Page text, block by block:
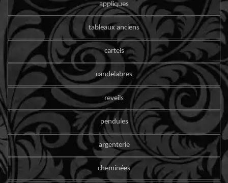
appliques
tableaux anciens
cartels
candelabres
reveils
pendules
argenterie
cheminées